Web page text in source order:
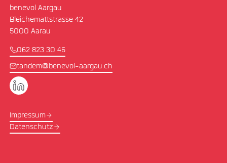
benevol Aargau
Bleichemattstrasse 42
5000 Aarau
062 823 30 46
tandem@benevol-aargau.ch
Impressum
Datenschutz